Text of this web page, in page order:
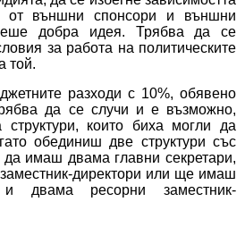
от външни спонсори и външни
добра идея. Трябва да се
за работа на политическите
той.
разходи с 10%, обявено
да се случи и е възможно,
които биха могли да
обединиш две структури със
да имаш двама главни секретари,
директори или ще имаш
и двама ресорни заместник-